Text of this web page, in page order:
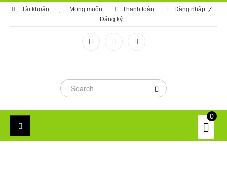
Tài khoản Mong muốn Thanh toán
Đăng nhập
Đăng ký
0